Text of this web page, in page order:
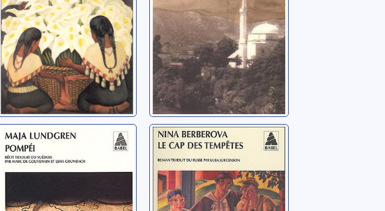
Pompéi: récit
Lundgren, Maja
Le cap des
tempêtes: roman
Berberova, Nina